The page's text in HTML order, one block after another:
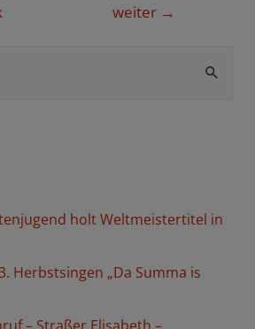
weiter →
holt Weltmeistertitel in
Herbstsingen „Da Summa is